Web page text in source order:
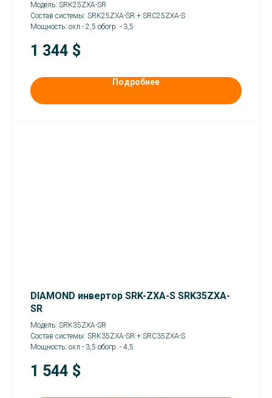
Модель: SRK25ZXA-SR
Состав системы: SRK25ZXA-SR + SRC25ZXA-S
Мощность: охл - 2,5 обогр. - 3,5
1 344 $
Подробнее
DIAMOND инвертор SRK-ZXA-S SRK35ZXA-
SR
Модель: SRK35ZXA-SR
Состав системы: SRK35ZXA-SR + SRC35ZXA-S
Мощность: охл - 3,5 обогр. - 4,5
1 544 $